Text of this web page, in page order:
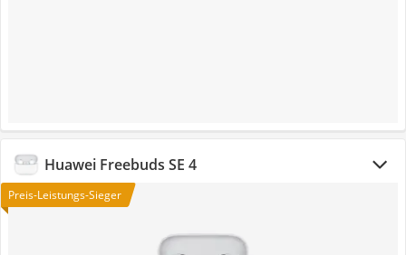
Huawei Freebuds SE 4
Preis-Leistungs-Sieger